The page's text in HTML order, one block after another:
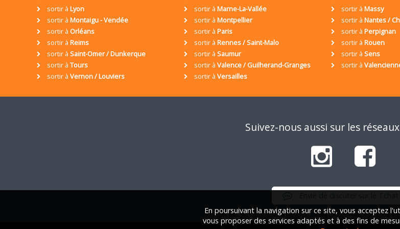
sortir à Lyon sortir à Marne-La-Vallée sortir à Massy
sortir à Montaigu - Vendée sortir à Montpellier sortir à Nantes /
sortir à Orléans sortir à Paris sortir à Perpignan
sortir à Reims sortir à Rennes / Saint-Malo sortir à Rouen
sortir à Saint-Omer / Dunkerque sortir à Saumur sortir à Sens
sortir à Tours sortir à Valence / Guilherand-Granges sortir à
sortir à Vernon / Louviers sortir à Versailles
Suivez-nous aussi sur les
En poursuivant la navigation sur ce site, vous acceptez
vous proposer des services adaptés et à des fins de